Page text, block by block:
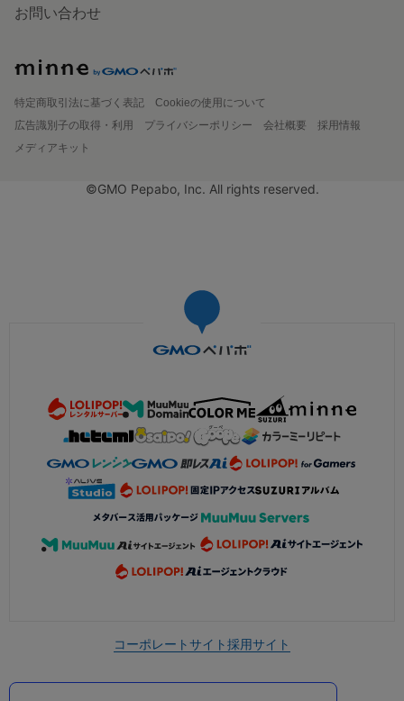
お問い合わせ
特定商取引法に基づく表記
Cookieの使用について
広告識別子の取得・利用
プライバシーポリシー 会社概要
採用情報
メディアキット
©GMO Pepabo, Inc. All rights reserved.
コーポレートサイト採用サイト